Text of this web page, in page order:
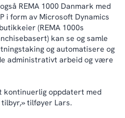
REMA 1000 Danmark med
i form av Microsoft Dynamics
(REMA 1000s
kan se og samle
og automatisere og
administrativt arbeid og være
kontinuerlig oppdatert med
tilføyer Lars.